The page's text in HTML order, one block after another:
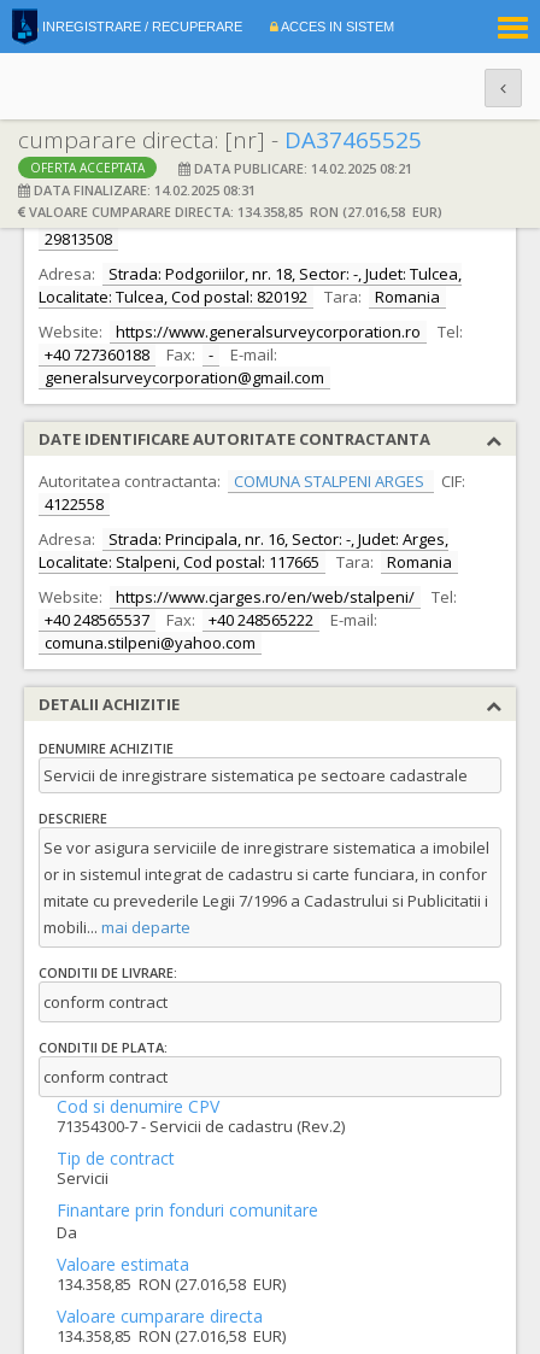
INREGISTRARE / RECUPERARE ACCES IN SISTEM
cumparare directa: [nr] - DA37465525
OFERTA ACCEPTATA
DATA PUBLICARE: 14.02.2025 08:21
DATA FINALIZARE: 14.02.2025 08:31
VALOARE CUMPARARE DIRECTA: 134.358,85 RON (27.016,58 EUR)
DATE IDENTIFICARE OFERTANT
Ofertant: S.C. GENERAL SURVEY CORPORATION S.R.L.
29813508
Adresa:
Strada: Podgoriilor, nr. 18, Sector: -, Judet: Tulcea,
Localitate: Tulcea, Cod postal: 820192
Tara:
Romania
Website:
https://www.generalsurveycorporation.ro
Tel:
+40 727360188
Fax: -
E-mail:
generalsurveycorporation@gmail.com
DATE IDENTIFICARE AUTORITATE CONTRACTANTA
Autoritatea contractanta:
COMUNA STALPENI ARGES
CIF:
4122558
Adresa:
Strada: Principala, nr. 16, Sector: -, Judet: Arges,
Localitate: Stalpeni, Cod postal: 117665
Tara:
Romania
Website:
https://www.cjarges.ro/en/web/stalpeni/
Tel:
+40 248565537
Fax: +40 248565222
E-mail:
comuna.stilpeni@yahoo.com
DETALII ACHIZITIE
DENUMIRE ACHIZITIE
Servicii de inregistrare sistematica pe sectoare cadastrale
DESCRIERE
Se vor asigura serviciile de inregistrare sistematica a imobilel
or in sistemul integrat de cadastru si carte funciara, in confor
mitate cu prevederile Legii 7/1996 a Cadastrului si Publicitatii i
mobili... mai departe
CONDITII DE LIVRARE:
conform contract
CONDITII DE PLATA:
conform contract
Cod si denumire CPV
71354300-7 - Servicii de cadastru (Rev.2)
Tip de contract
Servicii
Finantare prin fonduri comunitare
Da
Valoare estimata
134.358,85 RON (27.016,58 EUR)
Valoare cumparare directa
134.358,85 RON (27.016,58 EUR)